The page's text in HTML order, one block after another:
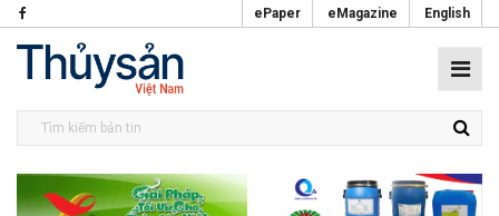
ePaper eMagazine English